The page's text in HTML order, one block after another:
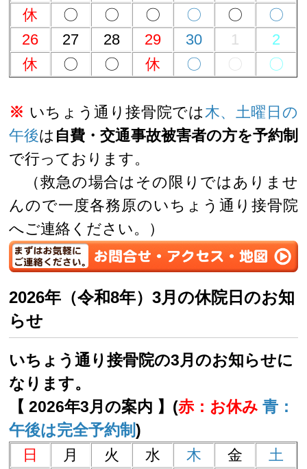
休
〇 〇 〇 〇 〇
〇
26
27 28 29 30 1
2
休
〇 〇 休 〇 〇 〇
※ いちょう通り接骨院では木、土曜日の
午後は 自費・交通事故被害者の方を予約制
で行っております。
（救急の場合はその限りではありませ
んので一度各務原のいちょう通り接骨院
へご連絡ください。）
2026年（令和8年）3月の休院日のお知
らせ
いちょう通り接骨院の3月のお知らせに
なります。
【 2026年3月の案内 】(赤：お休み青：
午後は完全予約制)
日 月 火 水 木 金
土